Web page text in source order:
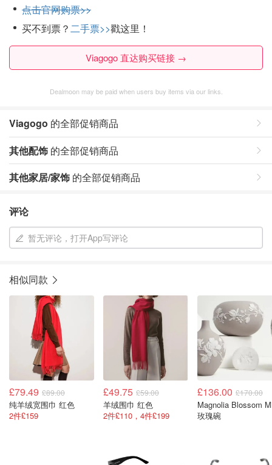
点击官网购票>>
买不到票？二手票>>戳这里！
Viagogo 直达购买链接 →
Dealmoon may be paid when users buy items via our links.
Viagogo 的全部促销商品
其他配饰 的全部促销商品
其他家居/家饰 的全部促销商品
评论
暂无评论，打开App写评论
相似同款
£79.49 £89.00
纯羊绒宽围巾 红色
2件£159
£49.75 £59.00
羊绒围巾 红色
2件£110，4件£199
£136.00 £170.00
Magnolia Blossom
玫瑰碗